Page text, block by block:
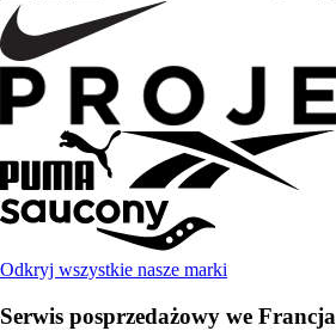
Odkryj wszystkie nasze marki
Serwis posprzedażowy we Francja